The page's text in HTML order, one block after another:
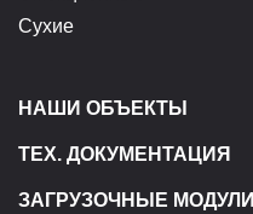
Сухие
НАШИ ОБЪЕКТЫ
ТЕХ. ДОКУМЕНТАЦИЯ
ЗАГРУЗОЧНЫЕ МОДУЛИ